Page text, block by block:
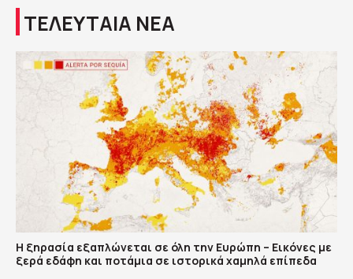
ΤΕΛΕΥΤΑΙΑ ΝΕΑ
Η ξηρασία εξαπλώνεται σε όλη την Ευρώπη – Εικόνες με
ξερά εδάφη και ποτάμια σε ιστορικά χαμηλά επίπεδα